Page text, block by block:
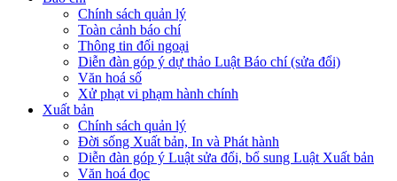
Chính sách quản lý
Toàn cảnh báo chí
Thông tin đối ngoại
Diễn đàn góp ý dự thảo Luật Báo chí (sửa đổi)
Văn hoá số
Xử phạt vi phạm hành chính
Xuất bản
Chính sách quản lý
Đời sống Xuất bản, In và Phát hành
Diễn đàn góp ý Luật sửa đổi, bổ sung Luật Xuất bản
Văn hoá đọc